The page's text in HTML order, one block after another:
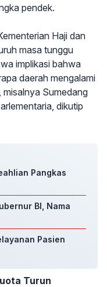
pendek.
Haji dan
masa tunggu
implikasi bahwa
daerah mengalami
Sumedang
dikutip
Pangkas
BI, Nama
Pasien
Turun